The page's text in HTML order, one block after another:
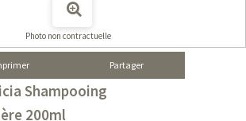
Photo non contractuelle
Partager
Shampooing
200ml